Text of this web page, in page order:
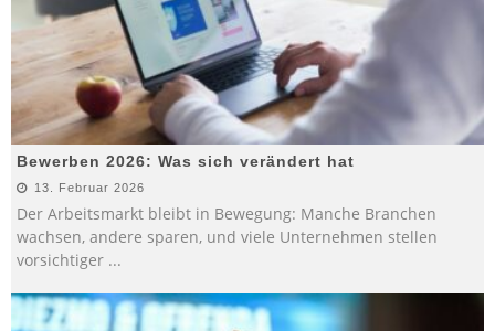
Bewerben 2026: Was sich verändert hat
13. Februar 2026
Der Arbeitsmarkt bleibt in Bewegung: Manche Branchen
wachsen, andere sparen, und viele Unternehmen stellen
vorsichtiger ...